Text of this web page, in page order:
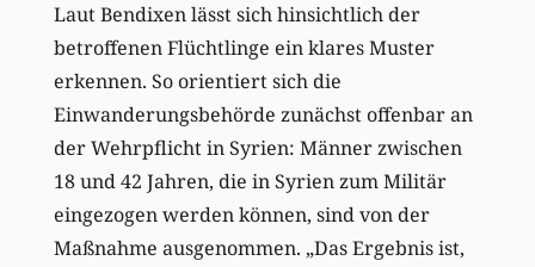
Laut Bendixen lässt sich hinsichtlich der
betroffenen Flüchtlinge ein klares Muster
erkennen. So orientiert sich die
Einwanderungsbehörde zunächst offenbar an
der Wehrpflicht in Syrien: Männer zwischen
18 und 42 Jahren, die in Syrien zum Militär
eingezogen werden können, sind von der
Maßnahme ausgenommen. „Das Ergebnis ist,